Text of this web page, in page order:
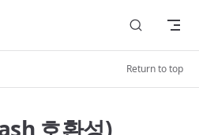
Return to top
호환성)